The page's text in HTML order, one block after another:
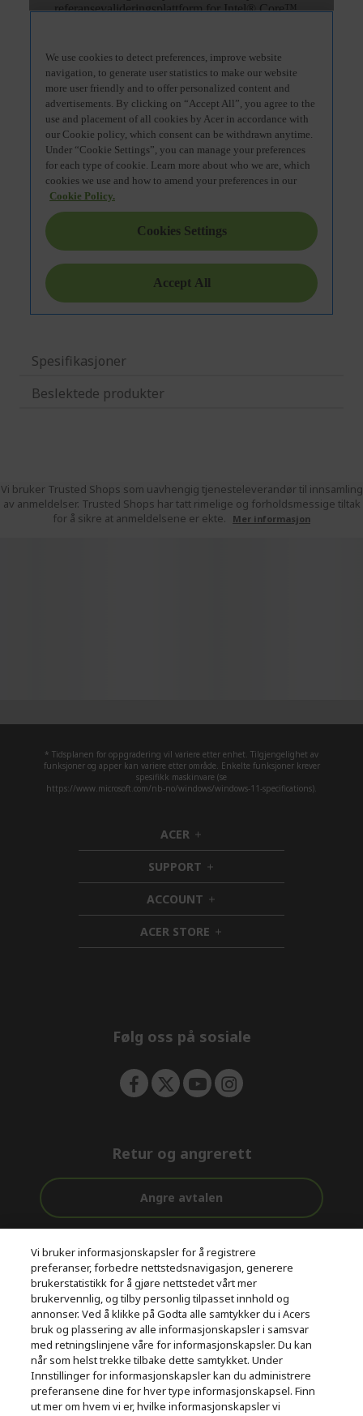
Spesifikasjoner
Beslektede produkter
Vi bruker Trusted Shops som uavhengig tjenesteleverandør til innsamling
av anmeldelser. Trusted Shops har tatt rimelige og forholdsmessige tiltak
for å sikre at anmeldelsene er ekte.
Mer informasjon
* Tidsplanen for oppgradering vil variere etter enhet. Tilgjengelighet av
funksjoner og apper kan variere etter område. Enkelte funksjoner krever
spesifikk maskinvare (se
https://www.microsoft.com/nb-no/windows/windows-11-specifications).
ACER h
i
d
d
e
n
SUPPORT h
i
d
e
n
ACCOUNT h
i
d
d
ACER STORE h
i
Følg oss på sosiale
Retur og angrerett
Angre avtalen
Gratis
levering
før og etter
kjøp
betaling
© 2026 Acer Inc.
CPYou BV er en autorisert forhandler og tilbyder av produktene
og tjenestene som tilbys i denne nettbutikken.​
Vi bruker informasjonskapsler for å registrere
preferanser, forbedre nettstedsnavigasjon, generere
brukerstatistikk for å gjøre nettstedet vårt mer
brukervennlig, og tilby personlig tilpasset innhold og
annonser. Ved å klikke på Godta alle samtykker du i Acers
bruk og plassering av alle informasjonskapsler i samsvar
med retningslinjene våre for informasjonskapsler. Du kan
når som helst trekke tilbake dette samtykket. Under
Innstillinger for informasjonskapsler kan du administrere
preferansene dine for hver type informasjonskapsel. Finn
ut mer om hvem vi er, hvilke informasjonskapsler vi